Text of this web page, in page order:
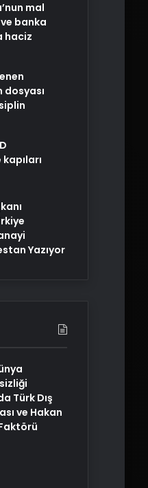
mal
banka
haciz
Yazıyor
Türk Dış
ve Hakan